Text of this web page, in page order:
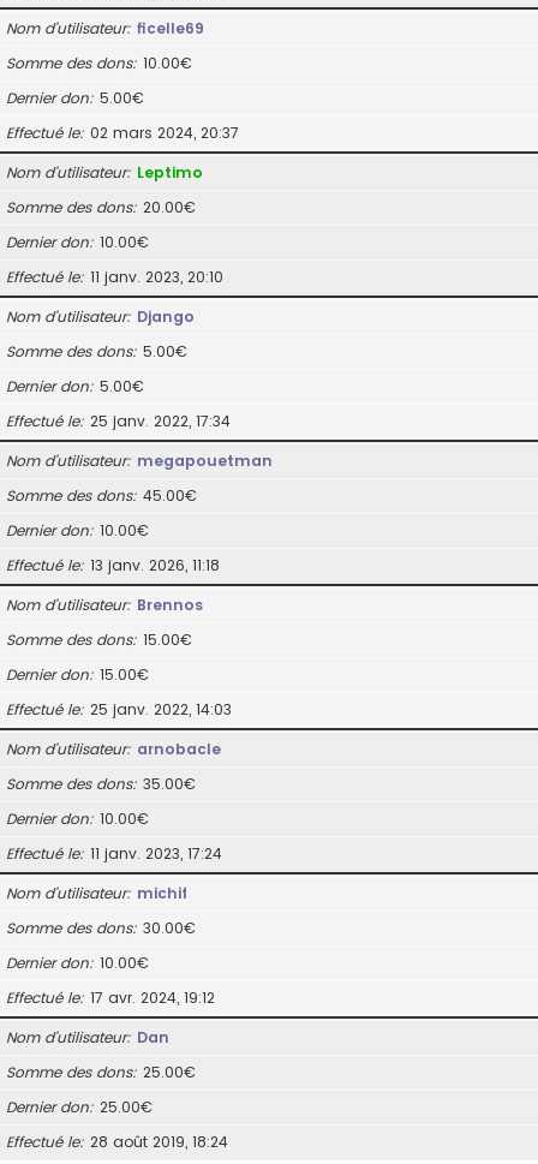
Nom d’utilisateur ficelle69
Somme des dons 10.00€
Dernier don 5.00€
Effectué le 02 mars 2024, 20:37
Nom d’utilisateur Leptimo
Somme des dons 20.00€
Dernier don 10.00€
Effectué le 11 janv. 2023, 20:10
Nom d’utilisateur Django
Somme des dons 5.00€
Dernier don 5.00€
Effectué le 25 janv. 2022, 17:34
Nom d’utilisateur megapouetman
Somme des dons 45.00€
Dernier don 10.00€
Effectué le 13 janv. 2026, 11:18
Nom d’utilisateur Brennos
Somme des dons 15.00€
Dernier don 15.00€
Effectué le 25 janv. 2022, 14:03
Nom d’utilisateur arnobacle
Somme des dons 35.00€
Dernier don 10.00€
Effectué le 11 janv. 2023, 17:24
Nom d’utilisateur michif
Somme des dons 30.00€
Dernier don 10.00€
Effectué le 17 avr. 2024, 19:12
Nom d’utilisateur Dan
Somme des dons 25.00€
Dernier don 25.00€
Effectué le 28 août 2019, 18:24